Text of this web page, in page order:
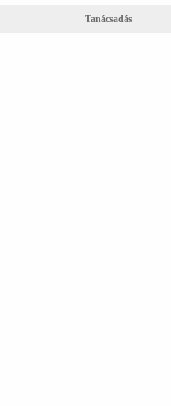
Tanácsadás